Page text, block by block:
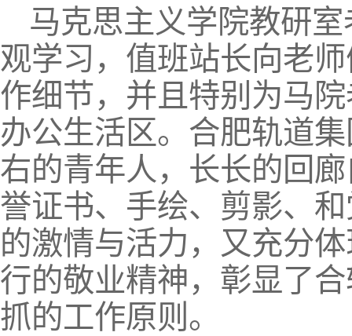
马克思主义学院教研
观学习，值班站长向老
作细节，并且特别为马
办公生活区。合肥轨道
右的青年人，长长的回
誉证书、手绘、剪影、
的激情与活力，又充分
行的敬业精神，彰显了
抓的工作原则。